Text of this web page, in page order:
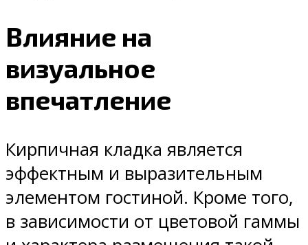
Влияние на
визуальное
впечатление
Кирпичная кладка является
эффектным и выразительным
элементом гостиной. Кроме того,
в зависимости от цветовой гаммы